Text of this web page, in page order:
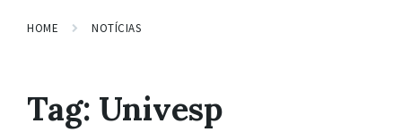
HOME NOTÍCIAS
Tag: Univesp